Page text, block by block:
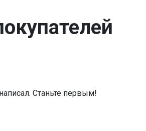
Станьте первым!